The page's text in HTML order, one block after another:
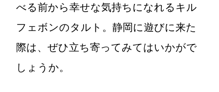
べる前から幸せな気持ちになれるキル
フェボンのタルト。静岡に遊びに来た
際は、ぜひ立ち寄ってみてはいかがで
しょうか。